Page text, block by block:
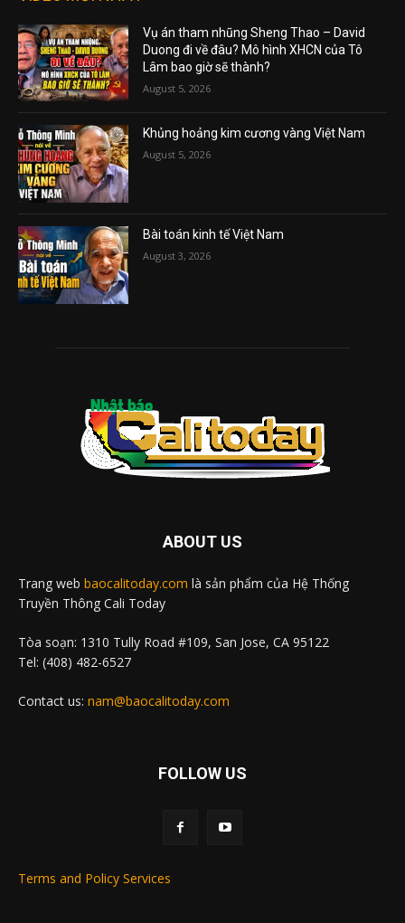
Vụ án tham nhũng Sheng Thao – David
Duong đi về đâu? Mô hình XHCN của Tô
Lâm bao giờ sẽ thành?
August 5, 2026
Khủng hoảng kim cương vàng Việt Nam
August 5, 2026
Bài toán kinh tế Việt Nam
August 3, 2026
ABOUT US
Trang web baocalitoday.com là sản phẩm của Hệ Thống
Truyền Thông Cali Today
Tòa soạn: 1310 Tully Road #109, San Jose, CA 95122
Tel: (408) 482-6527
Contact us: nam@baocalitoday.com
FOLLOW US
Terms and Policy Services